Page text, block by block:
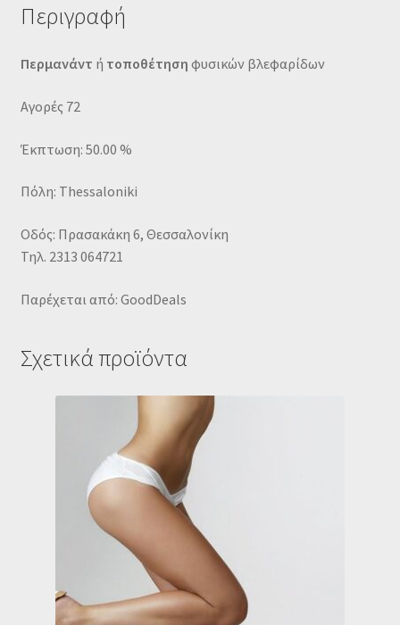
Περιγραφή
Περμανάντ ή τοποθέτηση φυσικών βλεφαρίδων
Αγορές 72
Έκπτωση: 50.00 %
Πόλη: Thessaloniki
Οδός: Πρασακάκη 6, Θεσσαλονίκη
Τηλ. 2313 064721
Παρέχεται από: GoodDeals
Σχετικά προϊόντα